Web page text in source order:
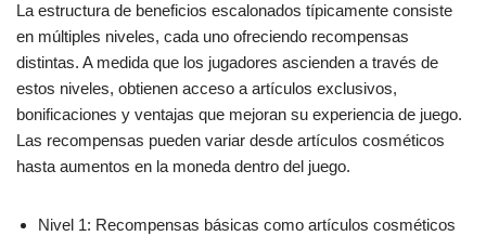
La estructura de beneficios escalonados típicamente consiste
en múltiples niveles, cada uno ofreciendo recompensas
distintas. A medida que los jugadores ascienden a través de
estos niveles, obtienen acceso a artículos exclusivos,
bonificaciones y ventajas que mejoran su experiencia de juego.
Las recompensas pueden variar desde artículos cosméticos
hasta aumentos en la moneda dentro del juego.
Nivel 1: Recompensas básicas como artículos cosméticos